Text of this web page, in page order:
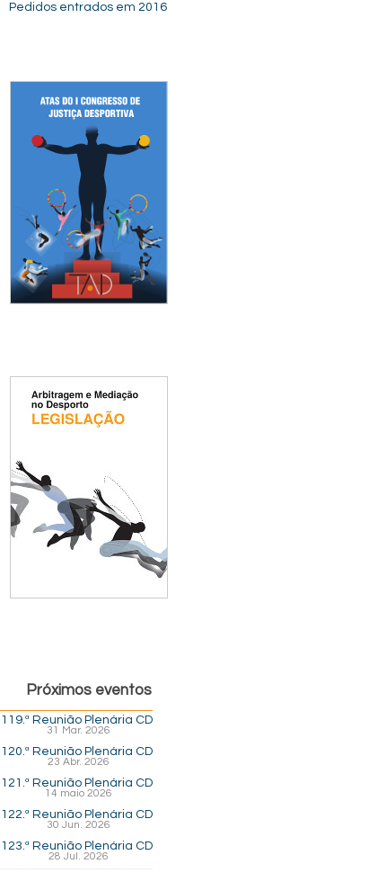
Pedidos entrados em 2016
Próximos eventos
119.ª Reunião Plenária CD
31 Mar. 2026
120.ª Reunião Plenária CD
23 Abr. 2026
121.ª Reunião Plenária CD
14 maio 2026
122.ª Reunião Plenária CD
30 Jun. 2026
123.ª Reunião Plenária CD
28 Jul. 2026